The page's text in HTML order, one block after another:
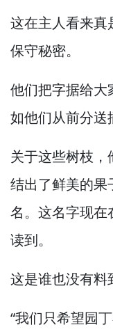
这在主人看来真
保守秘密。
他们把字据给大
如他们从前分送
关于这些树枝，
结出了鲜美的果
名。 这名字现在
读到。
这是谁也没有料
“我们只希望园